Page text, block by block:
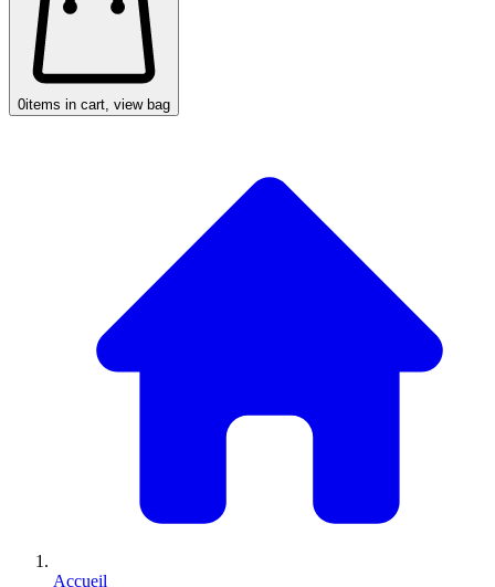
0items in cart, view bag
Accueil